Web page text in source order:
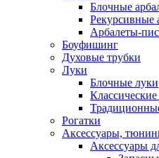
Блочные
Рекурсивные
Арбалеты-
Боуфишинг
Духовые трубки
Луки
Блочные луки
Рогатки
Аксессуары,
Аксессуары